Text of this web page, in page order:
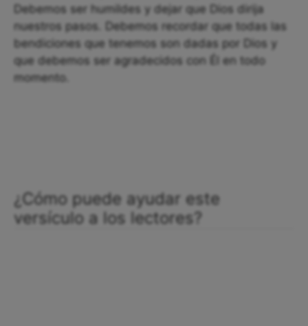
Debemos ser humildes y dejar que Dios dirija
nuestros pasos. Debemos recordar que todas las
bendiciones que tenemos son dadas por Dios y
que debemos ser agradecidos con Él en todo
momento.
¿Cómo puede ayudar este
versículo a los lectores?